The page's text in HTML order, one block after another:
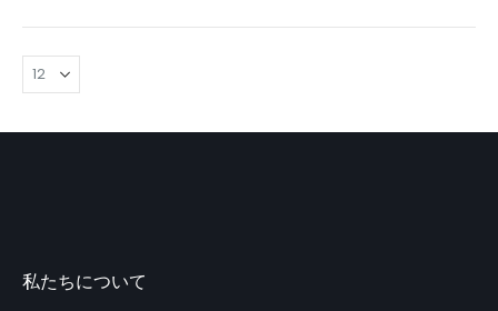
私たちについて